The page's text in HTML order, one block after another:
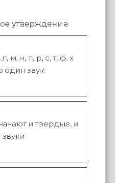
утверждение.
м, н, п, р, с, т, ф, х
один звук
и твердые, и